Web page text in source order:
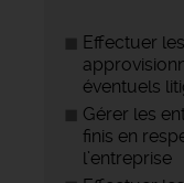
Effectuer
éventuels
Gérer les
finis en
l’entreprise